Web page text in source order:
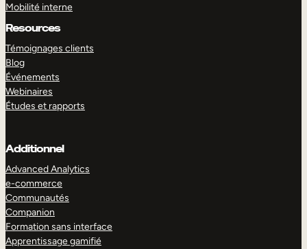
Mobilité interne
Resources
Témoignages clients
Blog
Événements
Webinaires
Études et rapports
Additionnel
Advanced Analytics
e-commerce
Communautés
Companion
Formation sans interface
Apprentissage gamifié